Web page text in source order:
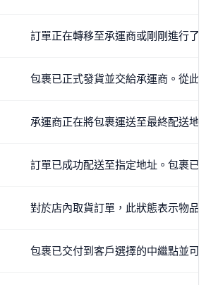
訂單正在轉移至承運商或剛剛進行了轉
包裹已正式發貨並交給承運商。從此刻
承運商正在將包裹運送至最終配送地址
訂單已成功配送至指定地址。包裹已交
對於店內取貨訂單，此狀態表示物品已
包裹已交付到客戶選擇的中繼點並可以